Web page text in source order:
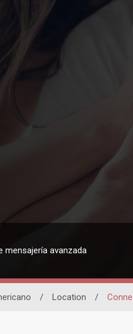
mensajería avanzada
/ Location /